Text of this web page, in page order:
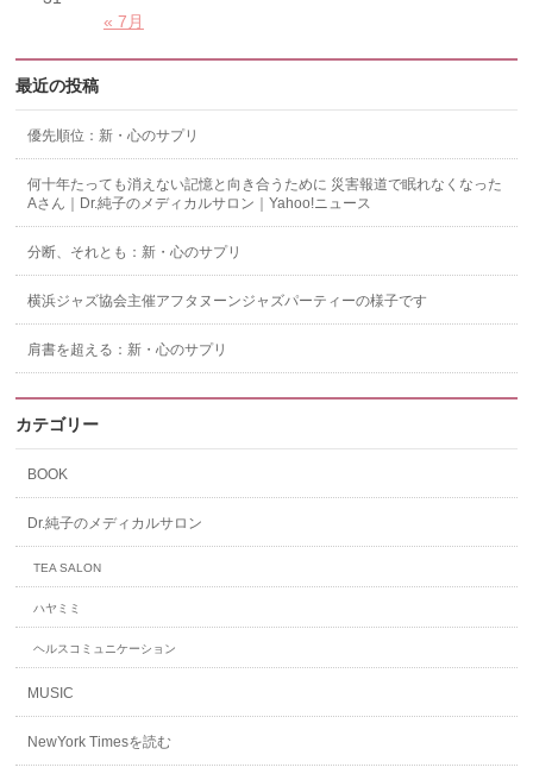
« 7月
最近の投稿
優先順位：新・心のサプリ
何十年たっても消えない記憶と向き合うために 災害報道で眠れなくなった
Aさん｜Dr.純子のメディカルサロン｜Yahoo!ニュース
分断、それとも：新・心のサプリ
横浜ジャズ協会主催アフタヌーンジャズパーティーの様子です
肩書を超える：新・心のサプリ
カテゴリー
BOOK
Dr.純子のメディカルサロン
TEA SALON
ハヤミミ
ヘルスコミュニケーション
MUSIC
NewYork Timesを読む